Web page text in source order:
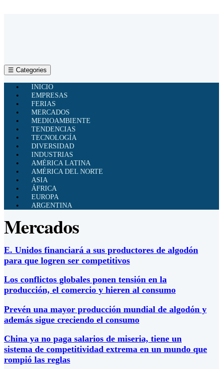
☰ Categories
INICIO
EMPRESAS
FERIAS
MERCADOS
MEDIOAMBIENTE
TENDENCIAS
TECNOLOGÍA
DIVERSIDAD
INDUSTRIAS
AMÉRICA LATINA
AMÉRICA DEL NORTE
ASIA
ÁFRICA
EUROPA
ARGENTINA
Mercados
E. Unidos financiará a sus productores de algodón
para que logren ser competitivos
Los conflictos globales ponen tensión en la
producción, el comercio y hieren al consumo
Prevén una mayor producción mundial de algodón y
además sigue creciendo el consumo
China ya no paga salarios de miseria, tiene un
sistema de competitividad extrema en un mundo que
rompió las reglas